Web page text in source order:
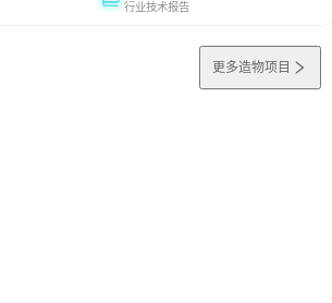
行业技术报告
更多造物项目